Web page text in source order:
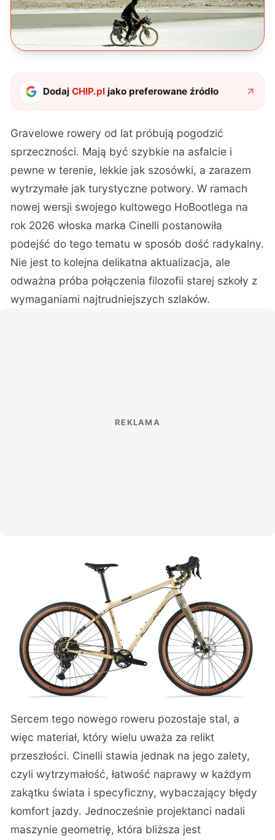
DodajCHIP.pl jako preferowane źródło
Gravelowe rowery od lat próbują pogodzić
sprzeczności. Mają być szybkie na asfalcie i
pewne w terenie, lekkie jak szosówki, a zarazem
wytrzymałe jak turystyczne potwory. W ramach
nowej wersji swojego kultowego HoBootlega na
rok 2026 włoska marka Cinelli postanowiła
podejść do tego tematu w sposób dość radykalny.
Nie jest to kolejna delikatna aktualizacja, ale
odważna próba połączenia filozofii starej szkoły z
wymaganiami najtrudniejszych szlaków.
Sercem tego nowego roweru pozostaje stal, a
więc materiał, który wielu uważa za relikt
przeszłości. Cinelli stawia jednak na jego zalety,
czyli wytrzymałość, łatwość naprawy w każdym
zakątku świata i specyficzny, wybaczający błędy
komfort jazdy. Jednocześnie projektanci nadali
maszynie geometrię, która bliższa jest